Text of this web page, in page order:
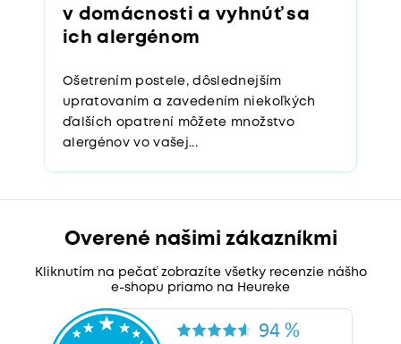
v domácnosti a vyhnúť sa
ich alergénom
Ošetrením postele, dôslednejším
upratovaním a zavedením niekoľkých
ďalších opatrení môžete množstvo
alergénov vo vašej...
Overené našimi zákazníkmi
Kliknutím na pečať zobrazíte všetky recenzie nášho
e-shopu priamo na Heureke